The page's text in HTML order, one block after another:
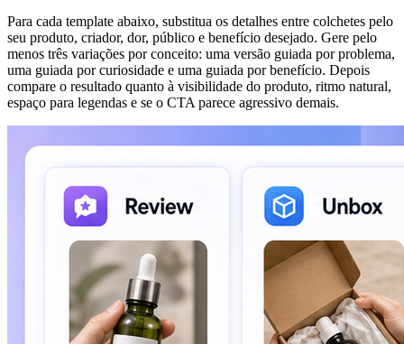
Para cada template abaixo, substitua os detalhes entre colchetes pelo
seu produto, criador, dor, público e benefício desejado. Gere pelo
menos três variações por conceito: uma versão guiada por problema,
uma guiada por curiosidade e uma guiada por benefício. Depois
compare o resultado quanto à visibilidade do produto, ritmo natural,
espaço para legendas e se o CTA parece agressivo demais.